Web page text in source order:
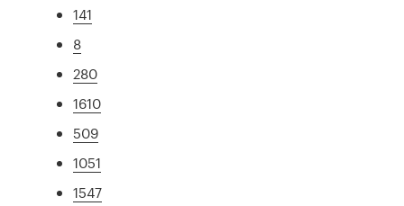
141
8
280
1610
509
1051
1547